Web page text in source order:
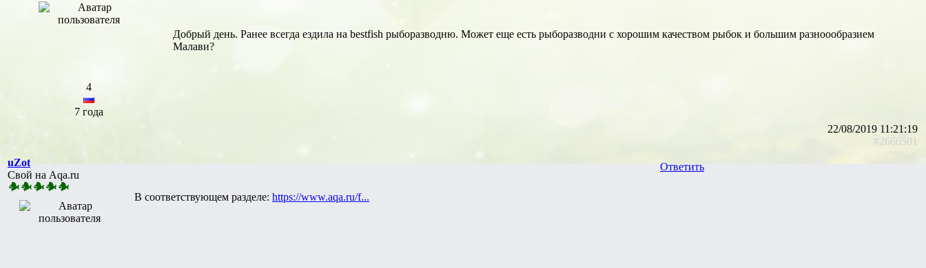
4
7 года
Добрый день. Ранее всегда ездила на bestfish рыборазводню. Может еще есть рыборазводни с хорошим качеством рыбок и большим разноообразием
Малави?
22/08/2019 11:21:19
#2666501
uZot
Свой на Aqa.ru
Ответить
В соответствующем разделе: https://www.aqa.ru/f...